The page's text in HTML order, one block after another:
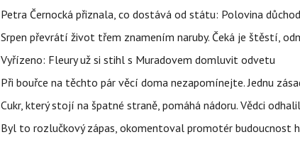
Petra Černocká přiznala, co dostává od státu: Polovina
Srpen převrátí život třem znamením naruby. Čeká je štěstí,
Vyřízeno: Fleury už si stihl s Muradovem domluvit odvetu
Při bouřce na těchto pár věcí doma nezapomínejte. Jednu
Cukr, který stojí na špatné straně, pomáhá nádoru. Vědci
Byl to rozlučkový zápas, okomentoval promotér budoucnost